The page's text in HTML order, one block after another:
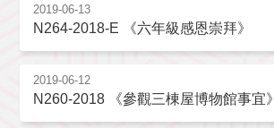
2019-06-13
N264-2018-E 《六年級感恩崇拜》
2019-06-12
N260-2018 《參觀三棟屋博物館事宜》